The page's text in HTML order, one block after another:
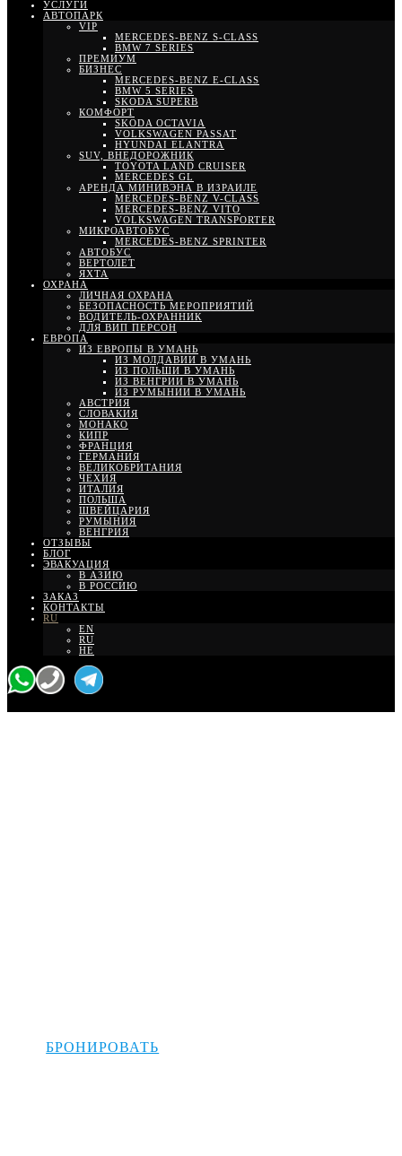
УСЛУГИ
АВТОПАРК
VIP
MERCEDES-BENZ S-CLASS
BMW 7 SERIES
ПРЕМИУМ
БИЗНЕС
MERCEDES-BENZ E-CLASS
BMW 5 SERIES
SKODA SUPERB
КОМФОРТ
SKODA OCTAVIA
VOLKSWAGEN PASSAT
HYUNDAI ELANTRA
SUV, ВНЕДОРОЖНИК
TOYOTA LAND CRUISER
MERCEDES GL
АРЕНДА МИНИВЭНА В ИЗРАИЛЕ
MERCEDES-BENZ V-CLASS
MERCEDES-BENZ VITO
VOLKSWAGEN TRANSPORTER
МИКРОАВТОБУС
MERCEDES-BENZ SPRINTER
АВТОБУС
ВЕРТОЛЕТ
ЯХТА
ОХРАНА
ЛИЧНАЯ ОХРАНА
БЕЗОПАСНОСТЬ МЕРОПРИЯТИЙ
ВОДИТЕЛЬ-ОХРАННИК
ДЛЯ ВИП ПЕРСОН
ЕВРОПА
ИЗ ЕВРОПЫ В УМАНЬ
ИЗ МОЛДАВИИ В УМАНЬ
ИЗ ПОЛЬШИ В УМАНЬ
ИЗ ВЕНГРИИ В УМАНЬ
ИЗ РУМЫНИИ В УМАНЬ
АВСТРИЯ
СЛОВАКИЯ
МОНАКО
КИПР
ФРАНЦИЯ
ГЕРМАНИЯ
ВЕЛИКОБРИТАНИЯ
ЧЕХИЯ
ИТАЛИЯ
ПОЛЬША
ШВЕЙЦАРИЯ
РУМЫНИЯ
ВЕНГРИЯ
ОТЗЫВЫ
БЛОГ
ЭВАКУАЦИЯ
В АЗИЮ
В РОССИЮ
ЗАКАЗ
КОНТАКТЫ
RU
EN
RU
HE
БРОНИРОВАТЬ